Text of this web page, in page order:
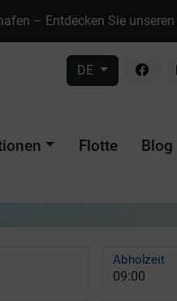
– Entdecken Sie unseren
DE
Flotte Blog
Abholzeit